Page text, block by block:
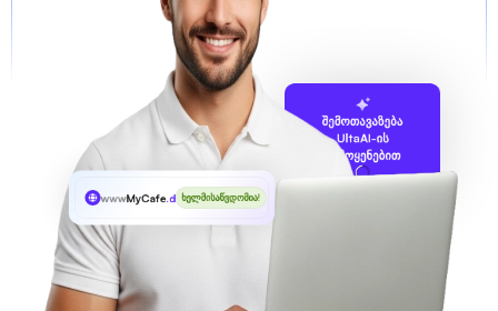
შემოთავაზება
UltaAI-ის
გამოყენებით
wwwMyCafe.desiხელმისაწვდომია!